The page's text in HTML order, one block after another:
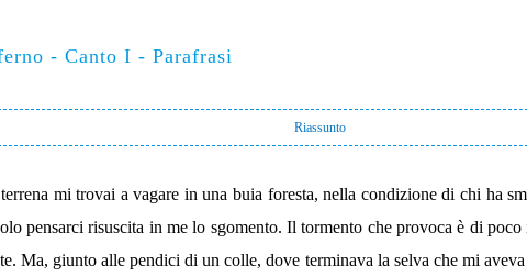
- Canto I - Parafrasi
Riassunto
mi trovai a vagare in una buia foresta, nella condizione di chi ha
pensarci risuscita in me lo sgomento. Il tormento che provoca è di
Ma, giunto alle pendici di un colle, dove terminava la selva che mi